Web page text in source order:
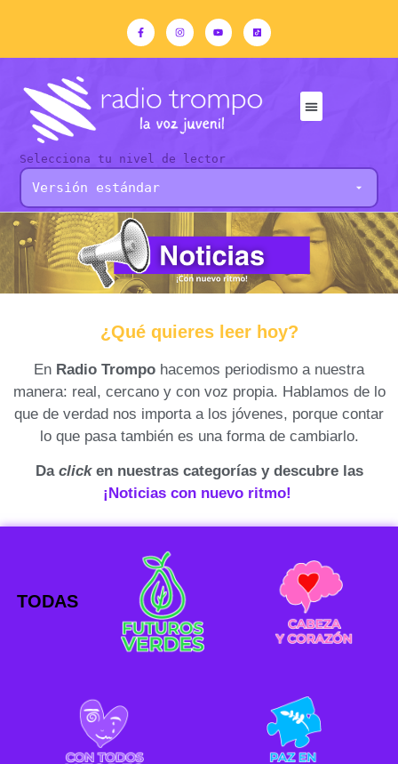
Selecciona tu nivel de lector
¿Qué quieres leer hoy?
En Radio Trompo hacemos periodismo a nuestra
manera: real, cercano y con voz propia. Hablamos de lo
que de verdad nos importa a los jóvenes, porque contar
lo que pasa también es una forma de cambiarlo.
Da clicken nuestras categorías y descubre las
¡Noticias con nuevo ritmo!
TODAS